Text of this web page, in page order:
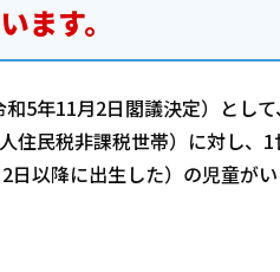
ます。
5年11月2日閣議決定）とし
住民税非課税世帯）に対し、
以降に出生した）の児童が